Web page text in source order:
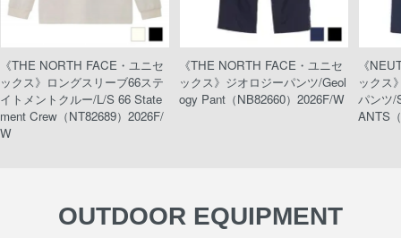
《THE NORTH FACE・ユニセ
ックス》ロングスリーブ66ステ
イトメントクルー/L/S 66 State
ment Crew（NT82689）2026F/
W
《THE NORTH FACE・ユニセ
ックス》ジオロジーパンツ/Geol
ogy Pant（NB82660）2026F/W
《
ックス
パンツ
ANTS
OUTDOOR EQUIPMENT